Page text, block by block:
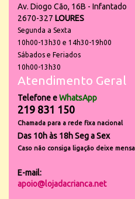
Av. Diogo Cão, 16B - Infantado
2670-327 LOURES
Segunda a Sexta
10h00-13h30 e 14h30-19h00
Sábados e Feriados
10h00-13h30
Atendimento Geral
Telefone eWhatsApp
219 831 150
Chamada para a rede fixa nacional
Das 10h às 18h Seg a Sex
Caso não consiga ligação deixe
E-mail:
apoio@lojadacrianca.net